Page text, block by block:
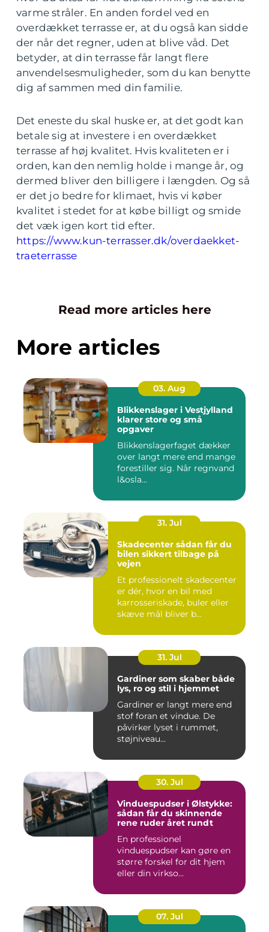
varme stråler. En anden fordel ved en
overdækket terrasse er, at du også kan sidde
der når det regner, uden at blive våd. Det
betyder, at din terrasse får langt flere
anvendelsesmuligheder, som du kan benytte
dig af sammen med din familie.
Det eneste du skal huske er, at det godt kan
betale sig at investere i en overdækket
terrasse af høj kvalitet. Hvis kvaliteten er i
orden, kan den nemlig holde i mange år, og
dermed bliver den billigere i længden. Og så
er det jo bedre for klimaet, hvis vi køber
kvalitet i stedet for at købe billigt og smide
det væk igen kort tid efter.
https://www.kun-terrasser.dk/overdaekket-
traeterrasse
Read more articles here
More articles
03. Aug
Blikkenslager i Vestjylland
klarer store og små
opgaver
Blikkenslagerfaget dækker
over langt mere end mange
forestiller sig. Når regnvand
l&osla...
31. Jul
Skadecenter sådan får du
bilen sikkert tilbage på
vejen
Et professionelt skadecenter
er dér, hvor en bil med
karrosseriskade, buler eller
skæve mål bliver b...
31. Jul
Gardiner som skaber både
lys, ro og stil i hjemmet
Gardiner er langt mere end
stof foran et vindue. De
påvirker lyset i rummet,
støjniveau...
30. Jul
Vinduespudser i Ølstykke:
sådan får du skinnende
rene ruder året rundt
En professionel
vinduespudser kan gøre en
større forskel for dit hjem
eller din virkso...
07. Jul